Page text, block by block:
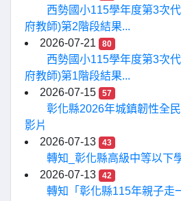
西勢國小115學年度第3次
府教師)第2階段結果...
2026-07-21
80
西勢國小115學年度第3次
府教師)第1階段結果...
2026-07-15
57
彰化縣2026年城鎮韌性全
影片
2026-07-13
43
轉知_彰化縣高級中等以下
2026-07-13
42
轉知「彰化縣115年親子走